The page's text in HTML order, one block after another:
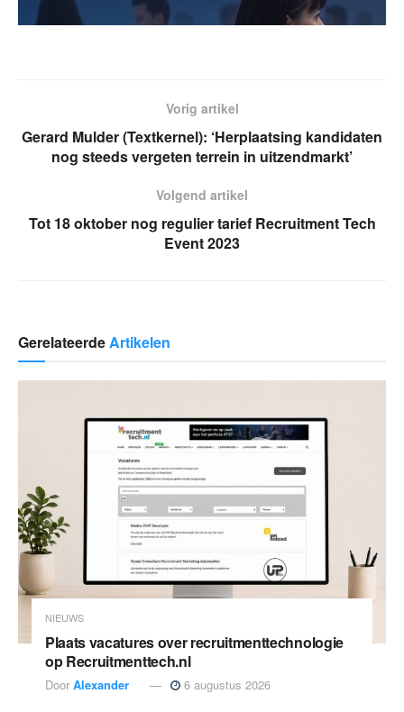
Vorig artikel
Gerard Mulder (Textkernel): ‘Herplaatsing kandidaten
nog steeds vergeten terrein in uitzendmarkt’
Volgend artikel
Tot 18 oktober nog regulier tarief Recruitment Tech
Event 2023
GerelateerdeArtikelen
NIEUWS
Plaats vacatures over recruitmenttechnologie
op Recruitmenttech.nl
Door Alexander 6 augustus 2026